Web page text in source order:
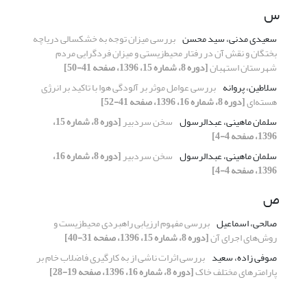
س
سعیدی مدنی، سید محسن بررسی میزان توجه به خشکسالی دریاچه
بختگان و نقش آن در رفتار محیط‌زیستی و میزان فردگرایی مردم
شهرستان استهبان[دوره 8، شماره 15، 1396، صفحه 41-50]
سلاطین، پروانه بررسی عوامل موثر بر آلودگی هوا با تاکید بر انرژی
هسته‌ای[دوره 8، شماره 16، 1396، صفحه 41-52]
سلمان ماهینی، عبدالرسول سخن سردبیر [دوره 8، شماره 15،
1396، صفحه 4-4]
سلمان ماهینی، عبدالرسول سخن سردبیر [دوره 8، شماره 16،
1396، صفحه 4-4]
ص
صالحی، اسماعیل بررسی مفهوم ارزیابی راهبردی محیط‌زیست و
روش‌های اجرای آن[دوره 8، شماره 15، 1396، صفحه 31-40]
صوفی زاده، سعید بررسی اثرات ناشی از به کارگیری فاضلاب خام بر
پارامترهای مختلف خاک[دوره 8، شماره 16، 1396، صفحه 19-28]